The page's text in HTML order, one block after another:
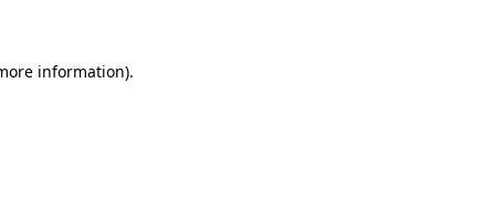
information).